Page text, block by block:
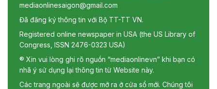
mediaonlinesaigon@gmail.com
Đã đăng ký thông tin với Bộ TT-TT VN.
Registered online newspaper in USA (the US Library of
Congress, ISSN 2476-0323 USA)
® Xin vui lòng ghi rõ nguồn “mediaonlinevn” khi bạn có
nhã ý sử dụng lại thông tin từ Website này.
Các trang ngoài sẽ được mở ra ở cửa sổ mới. Chúng tôi